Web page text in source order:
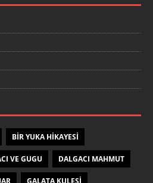
BIR YUKA HIKAYESI
VE GUGU DALGACI MAHMUT
GALATA KULESI